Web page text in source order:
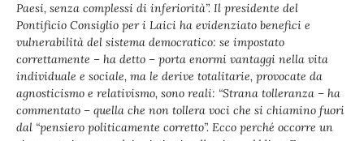
Paesi, senza complessi di inferiorità”. Il presidente del
Pontificio Consiglio per i Laici ha evidenziato benefici e
vulnerabilità del sistema democratico: se impostato
correttamente – ha detto – porta enormi vantaggi nella vita
individuale e sociale, ma le derive totalitarie, provocate da
agnosticismo e relativismo, sono reali: “Strana tolleranza – ha
commentato – quella che non tollera voci che si chiamino fuori
dal “pensiero politicamente corretto”. Ecco perché occorre un